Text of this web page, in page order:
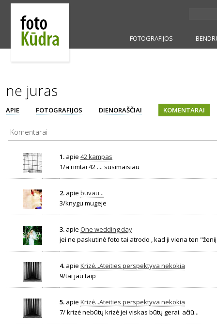
FOTOGRAFIJOS
ne juras
APIE FOTOGRAFIJOS DIENORAŠČIAI KOMENTARAI
Komentarai
1. apie 42 kampas
1/a rimtai 42 .... susimaisiau
2. apie buvau...
3/knygu mugeje
3. apie One wedding day
jei ne paskutinė foto tai atrodo , kad ji viena ten
4. apie Krizė...Ateities perspektyva nekokia
9/tai jau taip
5. apie Krizė...Ateities perspektyva nekokia
7/ krizė nebūtų krizė jei viskas būtų gerai. ačiū...